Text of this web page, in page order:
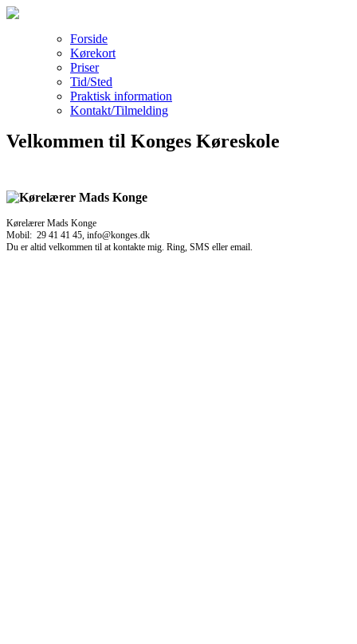
Forside
Kørekort
Priser
Tid/Sted
Praktisk information
Kontakt/Tilmelding
Velkommen til Konges Køreskole
Kørelærer Mads Konge
Mobil: 29 41 41 45, info@konges.dk
Du er altid velkommen til at kontakte mig. Ring, SMS eller email.